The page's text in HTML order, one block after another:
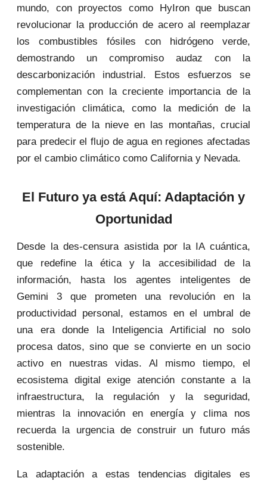
mundo, con proyectos como HyIron que buscan
revolucionar la producción de acero al reemplazar
los combustibles fósiles con hidrógeno verde,
demostrando un compromiso audaz con la
descarbonización industrial. Estos esfuerzos se
complementan con la creciente importancia de la
investigación climática, como la medición de la
temperatura de la nieve en las montañas, crucial
para predecir el flujo de agua en regiones afectadas
por el cambio climático como California y Nevada.
El Futuro ya está Aquí: Adaptación y
Oportunidad
Desde la des-censura asistida por la IA cuántica,
que redefine la ética y la accesibilidad de la
información, hasta los agentes inteligentes de
Gemini 3 que prometen una revolución en la
productividad personal, estamos en el umbral de
una era donde la Inteligencia Artificial no solo
procesa datos, sino que se convierte en un socio
activo en nuestras vidas. Al mismo tiempo, el
ecosistema digital exige atención constante a la
infraestructura, la regulación y la seguridad,
mientras la innovación en energía y clima nos
recuerda la urgencia de construir un futuro más
sostenible.
La adaptación a estas tendencias digitales es